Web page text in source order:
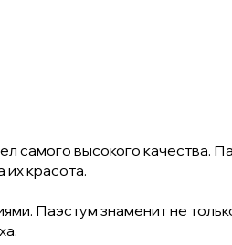
высокого качества.
красота.
Паэстум знаменит не